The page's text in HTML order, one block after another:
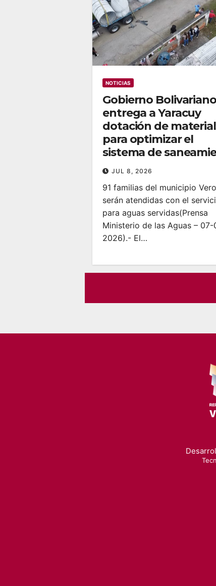
NOTICIAS
Gobierno Bolivariano
entrega a Yaracuy
dotación de
para optimizar el
sistema de
JUL 8, 2026
91 familias del municipio
serán atendidas con el
para aguas servidas‎‎(Prensa
Ministerio de las Aguas – 07-
2026).- El…